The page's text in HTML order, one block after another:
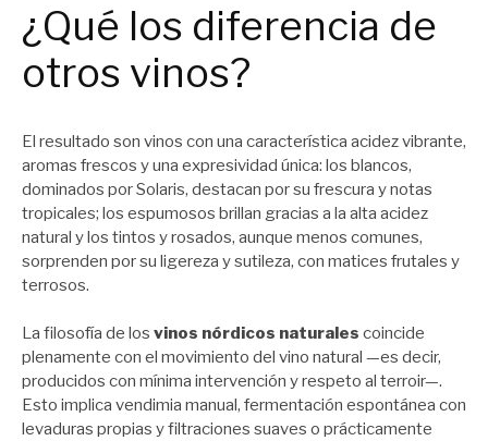
¿Qué los diferencia de
otros vinos?
El resultado son vinos con una característica acidez vibrante,
aromas frescos y una expresividad única: los blancos,
dominados por Solaris, destacan por su frescura y notas
tropicales; los espumosos brillan gracias a la alta acidez
natural y los tintos y rosados, aunque menos comunes,
sorprenden por su ligereza y sutileza, con matices frutales y
terrosos.
La filosofía de los vinos nórdicos naturales coincide
plenamente con el movimiento del vino natural —es decir,
producidos con mínima intervención y respeto al terroir—.
Esto implica vendimia manual, fermentación espontánea con
levaduras propias y filtraciones suaves o prácticamente